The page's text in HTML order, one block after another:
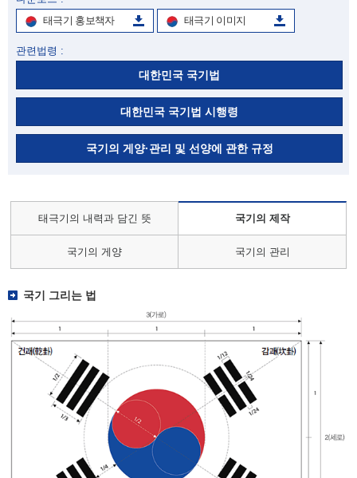
태극기 홍보책자
태극기 이미지
관련법령 :
대한민국 국기법
대한민국 국기법 시행령
국기의 게양·관리 및 선양에 관한 규정
태극기의 내력과 담긴 뜻 국기의 제작
국기의 게양 국기의 관리
국기 그리는 법